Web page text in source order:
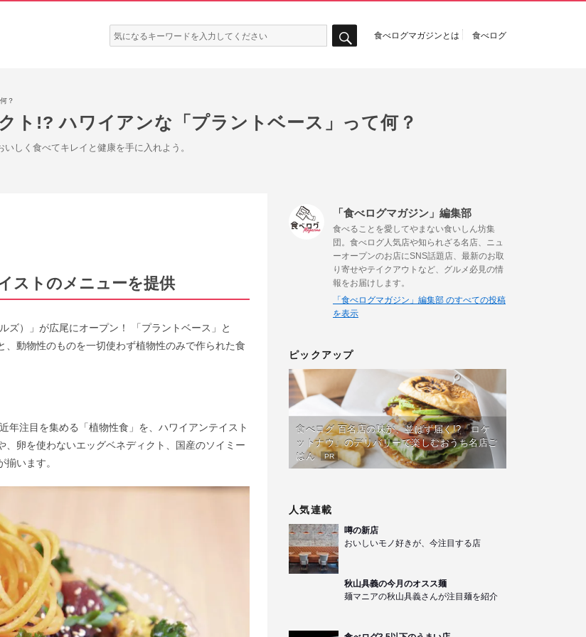
検
索:
食べログマガジンとは 食べログ
？
ト!? ハワイアンな「プラントベース」って何？
しく食べてキレイと健康を手に入れよう。
ストのメニューを提供
ズ）」が広尾にオープン！ 「プラントベース」と
動物性のものを一切使わず植物性のみで作られた食
年注目を集める「植物性食」を、ハワイアンテイスト
卵を使わないエッグベネディクト、国産のソイミー
います。
「食べログマガジン」編集部
食べることを愛してやまない食いしん坊集
団。食べログ人気店や知られざる名店、ニュ
ーオープンのお店にSNS話題店、最新のお取
り寄せやテイクアウトなど、グルメ必見の情
報をお届けします。
「食べログマガジン」編集部 のすべての投稿
を表示
ピックアップ
食べログ 百名店の味が、並ばず届く!?「ロケ
ットナウ」のデリバリーで楽しむおうち名店ご
はん
PR
人気連載
噂の新店
おいしいモノ好きが、今注目する店
秋山具義の今月のオスス麺
麺マニアの秋山具義さんが注目麺を紹介